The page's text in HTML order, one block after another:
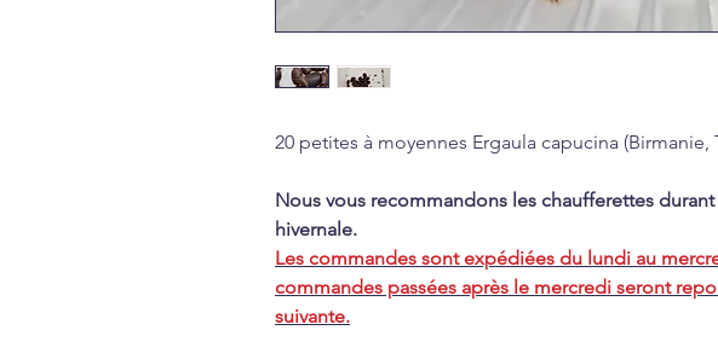
20 petites à moyennes Ergaula capucina (Birmanie,
Nous vous recommandons les chaufferettes
hivernale.
Les commandes sont expédiées du lundi au
commandes passées après le mercredi seront
suivante.